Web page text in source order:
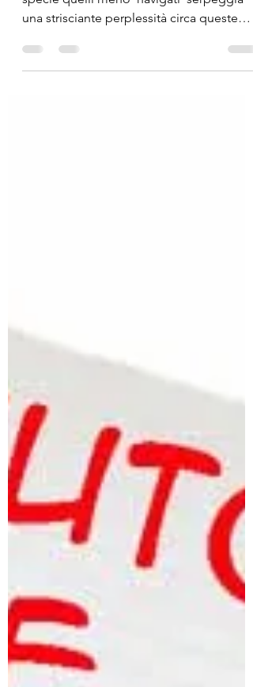
Abbiamo notato che tra gli scrittori,
specie quelli meno ‘navigati’ serpeggia
una strisciante perplessità circa queste